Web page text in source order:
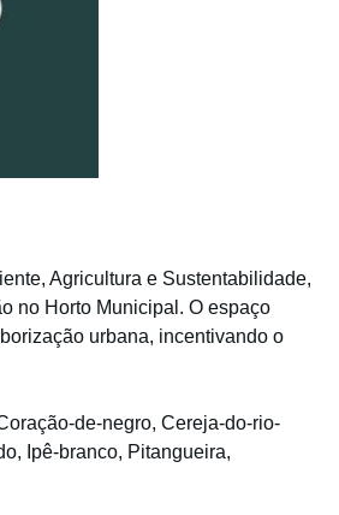
Agricultura e Sustentabilidade,
no Horto Municipal. O espaço
urbana, incentivando o
de-negro, Cereja-do-rio-
Ipê-branco, Pitangueira,